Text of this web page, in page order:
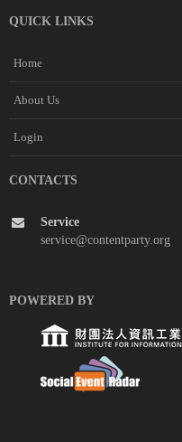
QUICK LINKS
Home
About Us
Login
CONTACTS
Service
service@contentparty.org
POWERED BY